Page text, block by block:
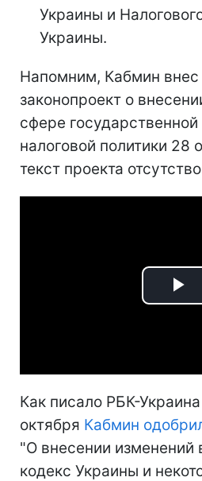
Украины и
Украины.
Напомним, Кабмин внес
законопроект о
сфере
налоговой политики 28
текст проекта
Как писало РБК-
октября Кабмин
"О внесении
кодекс Украины и